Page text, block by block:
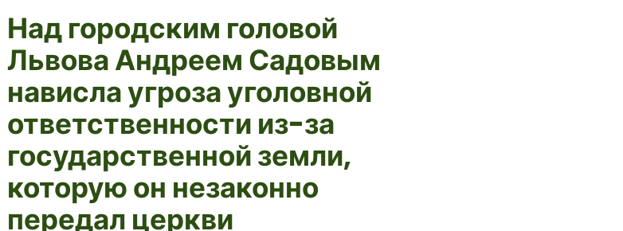
Над городским головой
Львова Андреем Садовым
нависла угроза уголовной
ответственности из-за
государственной земли,
которую он незаконно
передал церкви